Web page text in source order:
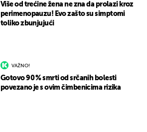
Više od trećine žena ne zna da prolazi kroz
perimenopauzu! Evo zašto su simptomi
toliko zbunjujući
VAŽNO!
Gotovo 90 % smrti od srčanih bolesti
povezano je s ovim čimbenicima rizika